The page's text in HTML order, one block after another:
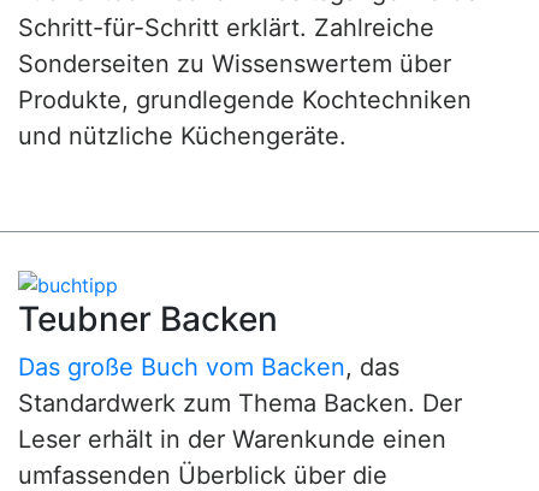
Schritt-für-Schritt erklärt. Zahlreiche
Sonderseiten zu Wissenswertem über
Produkte, grundlegende Kochtechniken
und nützliche Küchengeräte.
Teubner Backen
Das große Buch vom Backen, das
Standardwerk zum Thema Backen. Der
Leser erhält in der Warenkunde einen
umfassenden Überblick über die